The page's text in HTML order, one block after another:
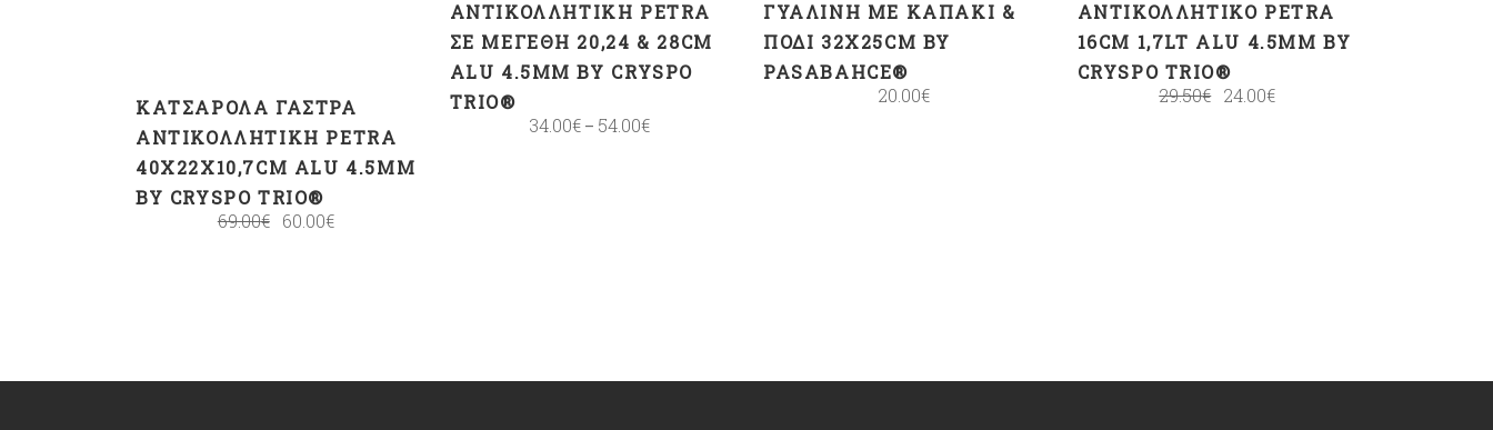
ΚΑΤΣΑΡΌΛΑ ΓΆΣΤΡΑ
ΑΝΤΙΚΟΛΛΗΤΙΚΉ PETRA
40X22X10,7CM ALU 4.5MM
BY CRYSPO TRIO®
69.00€ 60.00€
ΑΝΤΙΚΟΛΛΗΤΙΚΉ PETRA
ΣΕ ΜΕΓΈΘΗ 20,24 & 28CM
ALU 4.5MM BY CRYSPO
TRIO®
34.00€ – 54.00€
ΓΥΆΛΙΝΗ ΜΕ ΚΑΠΆΚΙ &
ΠΌΔΙ 32X25CM BY
PASABAHCE®
20.00€
ΑΝΤΙΚΟΛΛΗΤΙΚΌ PETRA
16CM 1,7LT ALU 4.5MM BY
CRYSPO TRIO®
29.50€ 24.00€